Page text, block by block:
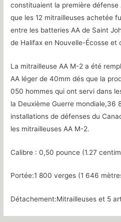
constituaient la première
que les 12 mitrailleuses achetée
entre les batteries AA de Saint
de Halifax en Nouvelle-Écosse et
La mitrailleuse AA M-2 a été
AA léger de 40mm dés que la
050 hommes qui ont servi dans
la Deuxième Guerre mondiale,36
installations de défenses du
les mitrailleuses AA M-2.
Calibre : 0,50 pounce (1.27
Portée:1 800 verges (1 646
Détachement:Mitrailleuses et 5